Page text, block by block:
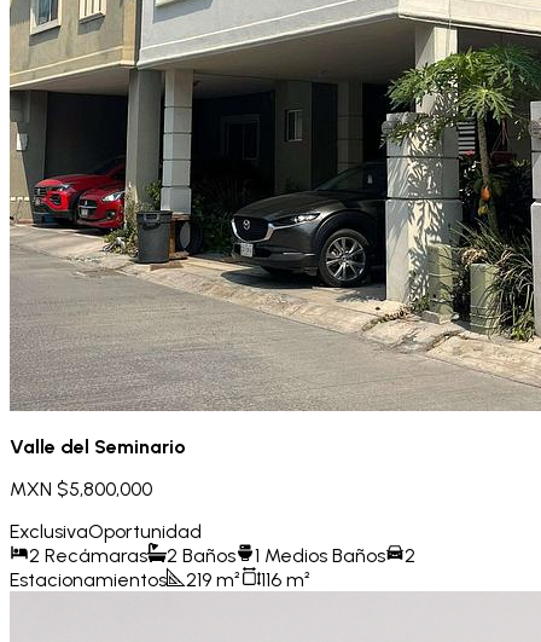
Valle del Seminario
MXN $5,800,000
ExclusivaOportunidad
2 Recámaras 2 Baños 1 Medios Baños
2
Estacionamientos
219 m² 116 m²